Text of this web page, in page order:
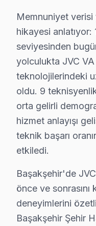
Başakşehir ×
Başakşehir'de JVC
İkinci faktör —
Dördüncü faktör —
13 yıllık
Güncel tablo şu:
Memnuniyet verisi
Başakşehir'de JVC
"Sonra" tablosu şu:
Başakşehir'de söz
İkinci taahhüt —
Beşinci taahhüt —
Memnuniyet verisi
hikayesi anlatıyor:
seviyesinden
yolculukta JVC
teknolojilerindeki
oldu. 9
orta gelirli
hizmet anlayışı
teknik başarı
etkiledi.
Başakşehir'de
önce ve sonrasını
deneyimlerini
Başakşehir Şehir